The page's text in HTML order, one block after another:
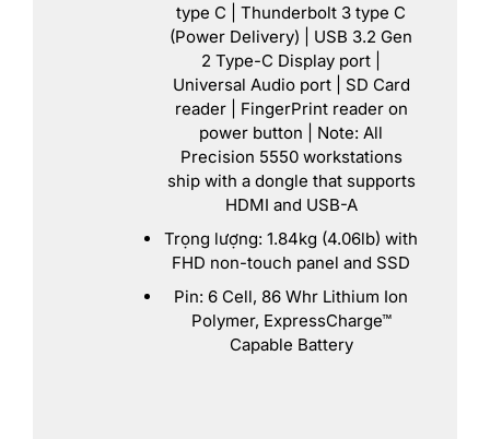
type C | Thunderbolt 3 type C
(Power Delivery) | USB 3.2 Gen
2 Type-C Display port |
Universal Audio port | SD Card
reader | FingerPrint reader on
power button | Note: All
Precision 5550 workstations
ship with a dongle that supports
HDMI and USB-A
Trọng lượng: 1.84kg (4.06lb) with
FHD non-touch panel and SSD
Pin: 6 Cell, 86 Whr Lithium Ion
Polymer, ExpressCharge™
Capable Battery